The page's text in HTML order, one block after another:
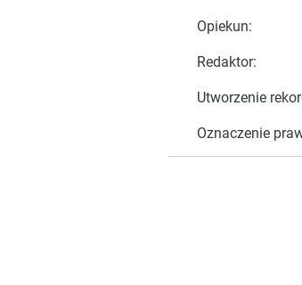
Opiekun:
Redaktor:
Utworzenie
Oznaczenie